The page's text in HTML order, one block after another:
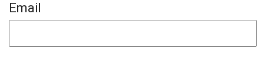
Email